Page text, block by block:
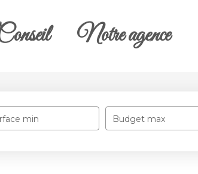
Notre agence
min Budget max